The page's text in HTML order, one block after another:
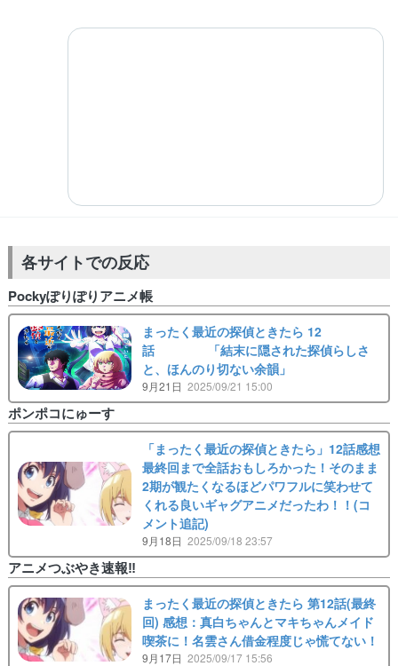
各サイトでの反応
Pockyぽりぽりアニメ帳
まったく最近の探偵ときたら 12
話 「結末に隠された探偵らしさ
と、ほんのり切ない余韻」
9月21日 2025/09/21 15:00
ポンポコにゅーす
「まったく最近の探偵ときたら」12話感想
最終回まで全話おもしろかった！そのまま
2期が観たくなるほどパワフルに笑わせて
くれる良いギャグアニメだったわ！！(コ
メント追記)
9月18日 2025/09/18 23:57
アニメつぶやき速報‼︎
まったく最近の探偵ときたら 第12話(最終
回) 感想：真白ちゃんとマキちゃんメイド
喫茶に！名雲さん借金程度じゃ慌てない！
9月17日 2025/09/17 15:56